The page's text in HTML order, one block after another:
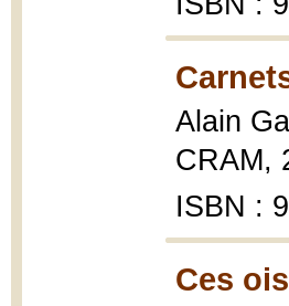
Alain
CRAM,
ISBN :
Ces